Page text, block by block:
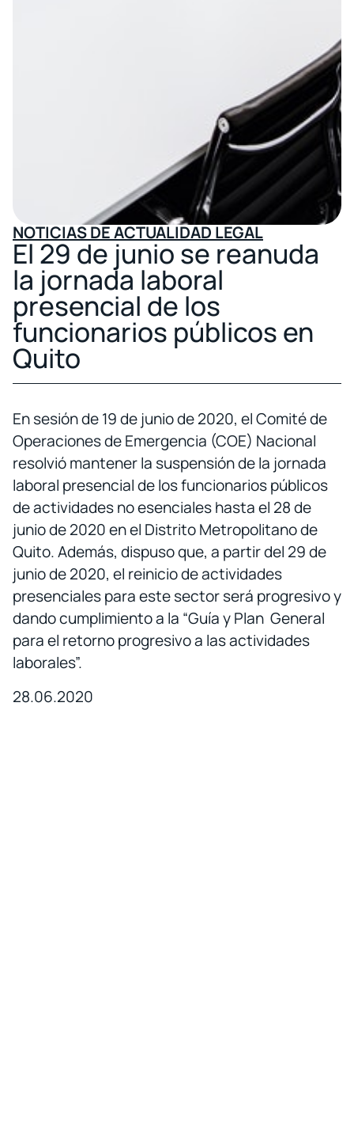
NOTICIAS DE ACTUALIDAD LEGAL
El 29 de junio se reanuda
la jornada laboral
presencial de los
funcionarios públicos en
Quito
En sesión de 19 de junio de 2020, el Comité de
Operaciones de Emergencia (COE) Nacional
resolvió mantener la suspensión de la jornada
laboral presencial de los funcionarios públicos
de actividades no esenciales hasta el 28 de
junio de 2020 en el Distrito Metropolitano de
Quito. Además, dispuso que, a partir del 29 de
junio de 2020, el reinicio de actividades
presenciales para este sector será progresivo y
dando cumplimiento a la “Guía y Plan General
para el retorno progresivo a las actividades
laborales”.
28.06.2020